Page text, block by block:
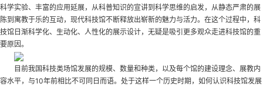
科学实验、丰富的应用延展，从科普知识的宣讲到科学思维的启发，从静态严肃的展
陈到寓教于乐的互动，现代科技馆不断释放出崭新的魅力与活力。在这个过程中，科
技馆日渐科学化、生动化、人性化的展示设计，无疑是吸引更多观众走进科技馆的重
要原因。
目前我国科技类场馆发展的规模、数量和种类，以及每个馆的建设理念、展教内
容水平，与10年前相比不可同日而语。处于这样一个历史时期，如何认识科技馆发展